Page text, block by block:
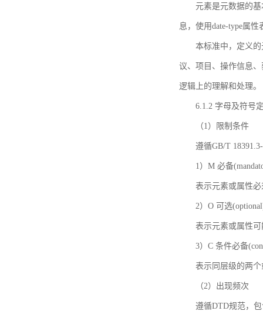
元素是元数据的
息，使用date-type属
本标准中，定义
议、项目、操作信息
逻辑上的理解和处理。
6.1.2 字母及符号
（1）限制条件
遵循GB/T
1）M 必备
表示元素或属性
2）O 可选
表示元素或属性
3）C 条件必备
表示同层级的两
（2）出现频次
遵循DTD规范，